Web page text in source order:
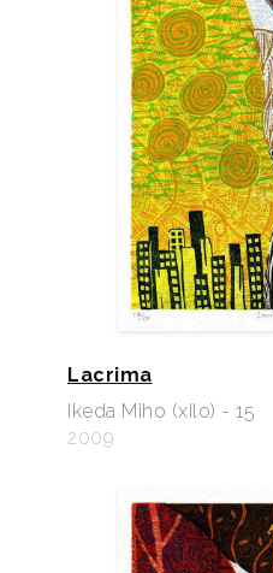
Lacrima
Ikeda Miho (xilo) - 15
2009